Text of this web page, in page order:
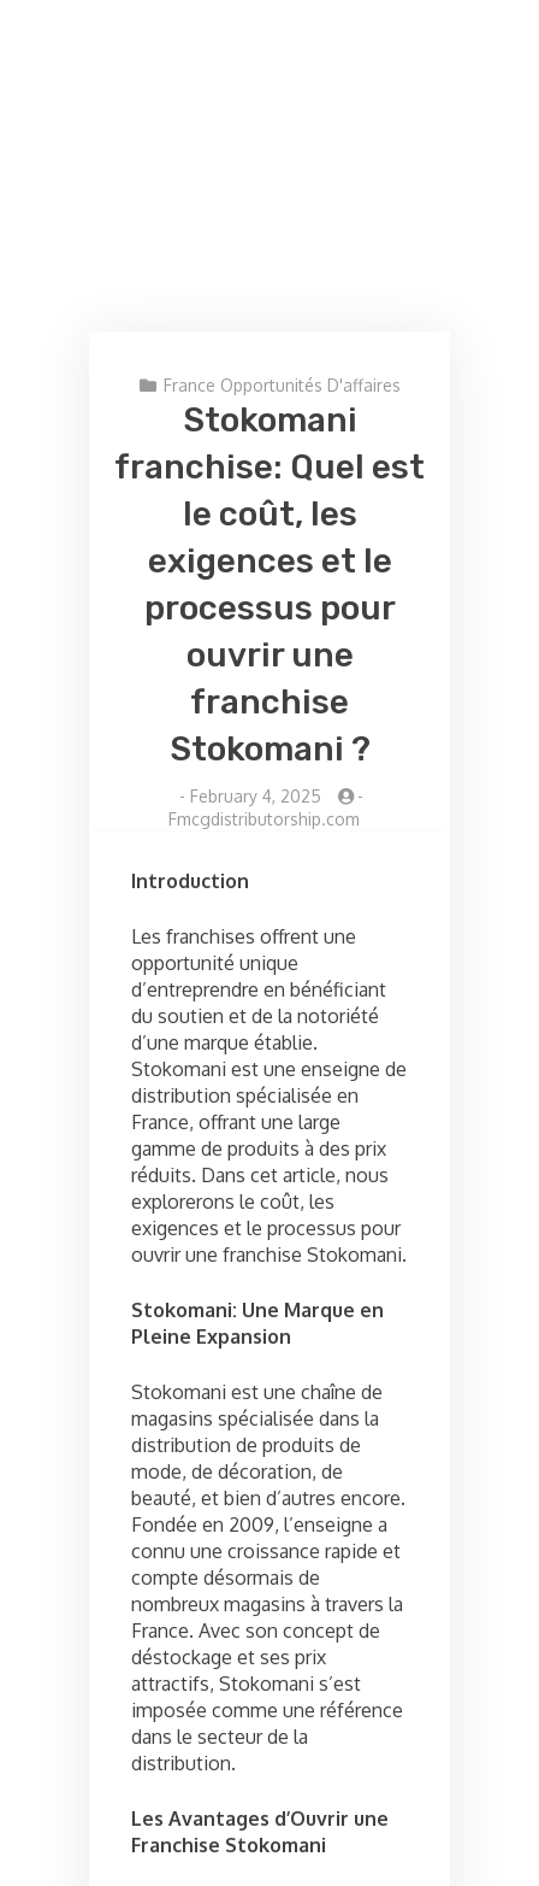
France Opportunités D'affaires
Stokomani
franchise: Quel est
le coût, les
exigences et le
processus pour
ouvrir une
franchise
Stokomani ?
- February 4, 2025
-
Fmcgdistributorship.com
Introduction
Les franchises offrent une
opportunité unique
d’entreprendre en bénéficiant
du soutien et de la notoriété
d’une marque établie.
Stokomani est une enseigne de
distribution spécialisée en
France, offrant une large
gamme de produits à des prix
réduits. Dans cet article, nous
explorerons le coût, les
exigences et le processus pour
ouvrir une franchise Stokomani.
Stokomani: Une Marque en
Pleine Expansion
Stokomani est une chaîne de
magasins spécialisée dans la
distribution de produits de
mode, de décoration, de
beauté, et bien d’autres encore.
Fondée en 2009, l’enseigne a
connu une croissance rapide et
compte désormais de
nombreux magasins à travers la
France. Avec son concept de
déstockage et ses prix
attractifs, Stokomani s’est
imposée comme une référence
dans le secteur de la
distribution.
Les Avantages d’Ouvrir une
Franchise Stokomani